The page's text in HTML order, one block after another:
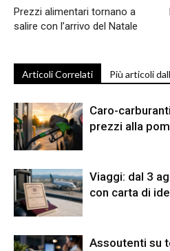
Prezzi alimentari tornano a
salire con l’arrivo del Natale
Articoli Correlati Più articoli
Caro-
prezzi alla
Viaggi: dal 3
con carta di
Assoutenti su